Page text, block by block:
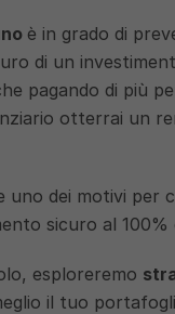
è in grado di
di un
pagando di più
otterrai un
uno dei motivi per
sicuro al 100%
esploreremo
il tuo